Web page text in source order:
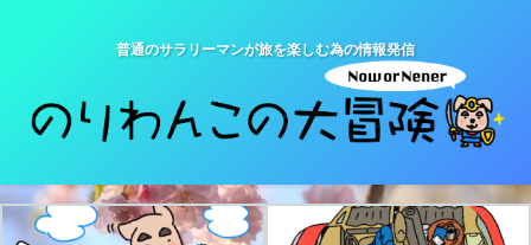
普通のサラリーマンが旅を楽しむ為の情報発信